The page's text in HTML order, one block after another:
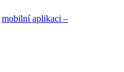
mobilní aplikaci –